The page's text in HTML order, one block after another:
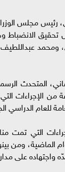
مجلس
الانضباط
ومحمد
المتحدث
الإجراءات
للعام
التي تمت
الماضية،
واجتهاده على